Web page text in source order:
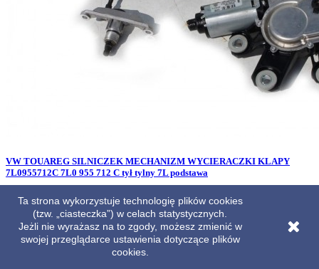
VW TOUAREG SILNICZEK MECHANIZM WYCIERACZKI KLAPY
7L0955712C 7L0 955 712 C tył tylny 7L podstawa
Cena
199,00 zł
Ta strona wykorzystuje technologię plików cookies
(tzw. „ciasteczka”) w celach statystycznych.
Jeżli nie wyrażasz na to zgody, możesz zmienić w
swojej przeglądarce ustawienia dotyczące plików
cookies.